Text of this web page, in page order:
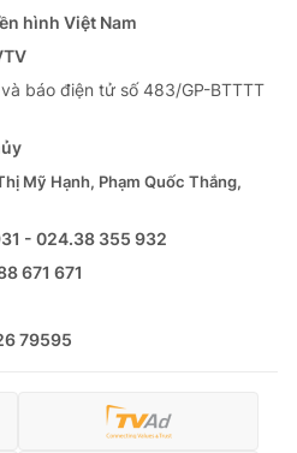
Podcast
hình Việt Nam
báo điện tử số 483/GP-BTTTT
Mỹ Hạnh, Phạm Quốc Thắng,
- 024.38 355 932
671 671
79595